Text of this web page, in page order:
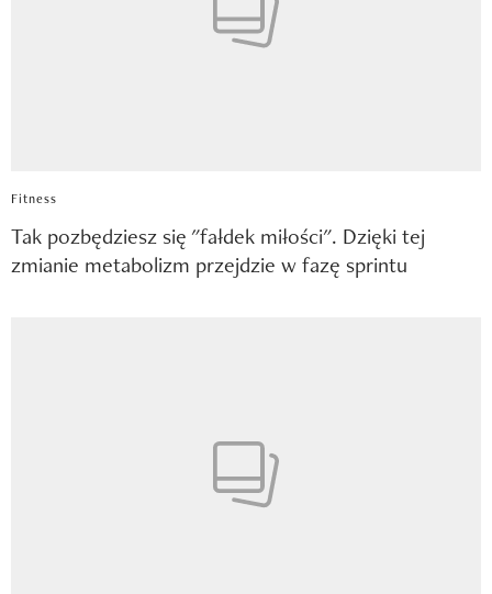
Fitness
Tak pozbędziesz się "fałdek miłości". Dzięki tej
zmianie metabolizm przejdzie w fazę sprintu